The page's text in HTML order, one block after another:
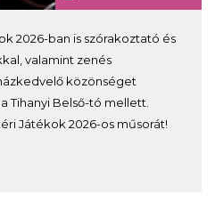
2026-ban is szórakoztató és
valamint zenés
közönséget
Tihanyi Belső-tó mellett.
Játékok 2026-os műsorát!